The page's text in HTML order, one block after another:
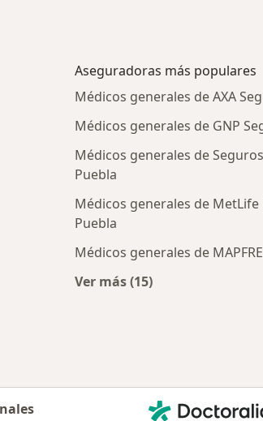
más tratadas
Aseguradoras más populares
Médicos generales de AXA
Médicos generales de GNP
Médicos generales de
Puebla
Médicos generales de MetLife
Puebla
Médicos generales de
Ver más (15)
Contacto
Doctoralia - Página de